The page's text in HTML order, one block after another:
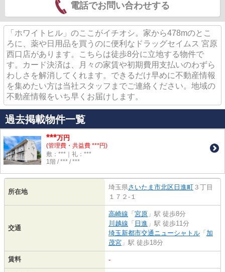
電話でお問い合わせする
「ホワイトヒル」のここがイチオシ。家から478mのとこ
ろに、薬や日用品を買うのに便利なドラッグセイムス 宮原
西口店があります。こちらは徒歩8分に立地する物件で
す。カード決済は、月々の家賃や初期費用支払いのわずら
わしさを解消してくれます。できるだけ早めに不動産情報
を集めたい方は当社スタッフまでご連絡ください。地域の
不動産情報をいち早くお届けします。
過去掲載物件一覧
***万円
(管理費・共益費 ***円)
敷：***｜礼：***
1階 / *** / ***
所在地
埼玉県さいたま市北区 日進町 ３丁目
１７２-１
交通
高崎線 「 宮原 」駅 徒歩8分
川越線 「 日進 」駅 徒歩11分
埼玉新都市交通ニューシャトル 「 加
茂宮 」駅 徒歩18分
賃料 -